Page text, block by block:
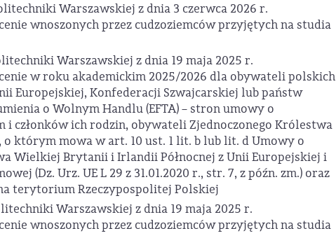
Warszawskiej z dnia 3 czerwca 2026 r.
wnoszonych przez cudzoziemców przyjętych na studia
Warszawskiej z dnia 19 maja 2025 r.
w roku akademickim 2025/2026 dla obywateli polskich
Europejskiej, Konfederacji Szwajcarskiej lub państw
o Wolnym Handlu (EFTA) – stron umowy o
i członków ich rodzin, obywateli Zjednoczonego Królestwa
którym mowa w art. 10 ust. 1 lit. b lub lit. d Umowy o
Wielkiej Brytanii i Irlandii Północnej z Unii Europejskiej i
(Dz. Urz. UE L 29 z 31.01.2020 r., str. 7, z późn. zm.) oraz
terytorium Rzeczypospolitej Polskiej
Warszawskiej z dnia 19 maja 2025 r.
wnoszonych przez cudzoziemców przyjętych na studia